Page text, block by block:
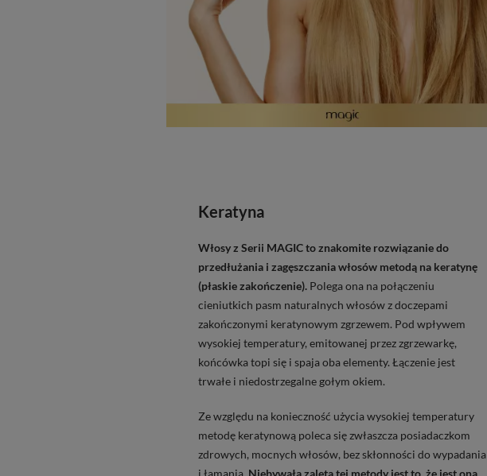
Keratyna
Włosy z Serii MAGICto znakomite rozwiązanie do
przedłużania i zagęszczania włosów metodą na keratynę
(płaskie zakończenie). Polega ona na połączeniu
cieniutkich pasm naturalnych włosów z doczepami
zakończonymi keratynowym zgrzewem. Pod wpływem
wysokiej temperatury, emitowanej przez zgrzewarkę,
końcówka topi się i spaja oba elementy. Łączenie jest
trwałe i niedostrzegalne gołym okiem.
Ze względu na konieczność użycia wysokiej temperatury
metodę keratynową poleca się zwłaszcza posiadaczkom
zdrowych, mocnych włosów, bez skłonności do wypadania
i łamania. Niebywałą zaletą tej metody jest to, że jest ona